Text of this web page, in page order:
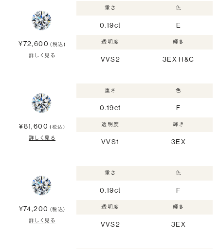
¥72,600 (税込)
詳しく見る
重さ
0.19ct
色
E
透明度
VVS2
輝き
3EX H&C
¥81,600 (税込)
詳しく見る
重さ
0.19ct
色
F
透明度
VVS1
輝き
3EX
¥74,200 (税込)
詳しく見る
重さ
0.19ct
色
F
透明度
VVS2
輝き
3EX